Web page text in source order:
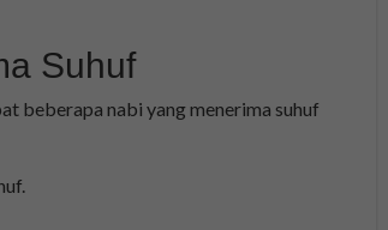
Suhuf
beberapa nabi yang menerima suhuf